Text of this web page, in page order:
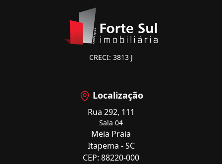
CRECI: 3813 J
Localização
Rua 292, 111
Sala 04
Meia Praia
Itapema - SC
CEP: 88220-000